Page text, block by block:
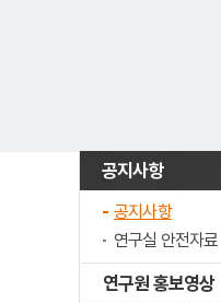
공지사항
공지사항
연구실 안전자료
연구원 홍보영상